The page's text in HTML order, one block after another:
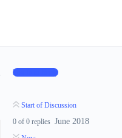
Log In to Reply
Start of Discussion
0 of 0 replies June 2018